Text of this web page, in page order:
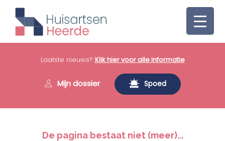
Laatste nieuws? Klik hier voor alle informatie
Mijn dossier Spoed
De pagina bestaat niet (meer)...